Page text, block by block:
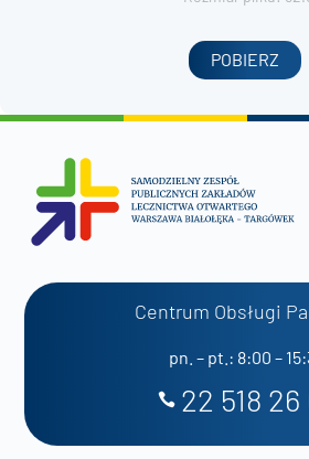
POBIERZ
Centrum Obsługi
pn. – pt.: 8:00 –
22 518 26